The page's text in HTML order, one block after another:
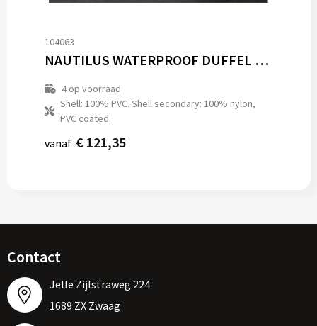
104063
NAUTILUS WATERPROOF DUFFEL 110
4op voorraad
Shell: 100% PVC. Shell secondary: 100% nylon,
PVC coated.
vanaf € 121,35
Contact
Jelle Zijlstraweg 224
1689 ZX Zwaag